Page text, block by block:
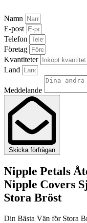
Namn
E-post
Telefon
Företag
Kvantiteter
Land
Meddelande
Skicka förfrågan
Nipple Petals
Nipple Covers
Stora Bröst
Din Bästa Vän för Stora